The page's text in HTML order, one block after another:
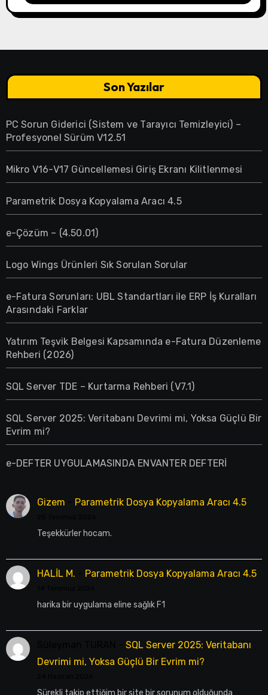
Son Yazılar
PC Sorun Giderici (Sistem ve Tarayıcı Temizleyici) –
Profesyonel Sürüm V12.51
Mikro V16-V17 Güncellemesi Giriş Ekranı Kilitlenmesi
Parametrik Dosya Kopyalama Aracı 4.5
e-Çözüm – (4.50.01)
Logo Wings Ürünleri Sık Sorulan Sorular
e-Fatura Sorunları: UBL Standartları ile ERP İş Kuralları
Arasındaki Farklar
Yatırım Teşvik Belgesi Kapsamında e-Fatura Düzenleme
Rehberi (2026)
SQL Server TDE – Kurtarma Rehberi (V7.1)
SQL Server 2025: Veritabanı Devrimi mi, Yoksa Güçlü Bir
Evrim mi?
e-DEFTER UYGULAMASINDA ENVANTER DEFTERİ
Gizem Parametrik Dosya Kopyalama Aracı 4.5
Teşekkürler hocam.
HALİL M. Parametrik Dosya Kopyalama Aracı 4.5
harika bir uygulama eline sağlık F1
SQL Server 2025: Veritabanı
Devrimi mi, Yoksa Güçlü Bir Evrim mi?
Sürekli takip ettiğim bir site bir sorunum olduğunda